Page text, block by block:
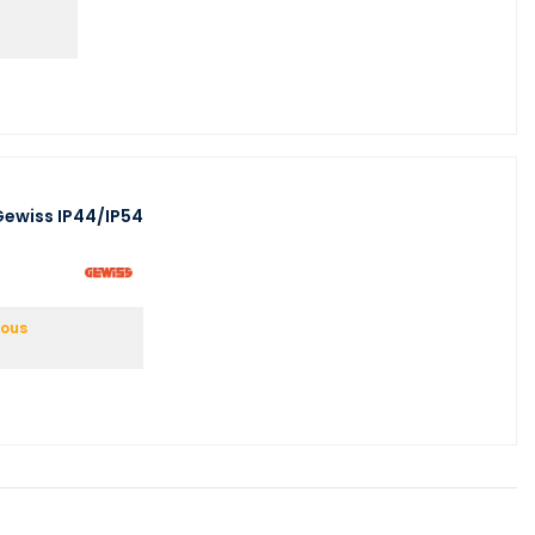
IP44/IP54